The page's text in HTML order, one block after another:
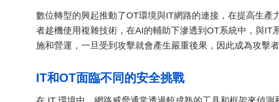
數位轉型的興起推動了OT環境與IT網路的連接，在提高生產
者趁機使用複雜技術，在AI的輔助下滲透到OT系統中，與IT
施和營運，一旦受到攻擊就會產生嚴重後果，因此成為攻擊
IT和OT面臨不同的安全挑戰